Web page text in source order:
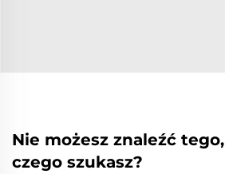
Nie możesz znaleźć tego,
czego szukasz?